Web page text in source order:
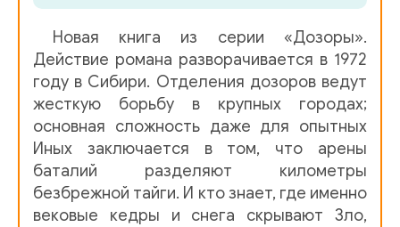
02_03
02_04
02_05
02_06
03_00
Новая книга из серии «Дозоры».
Действие романа разворачивается в 1972
году в Сибири. Отделения дозоров ведут
жесткую борьбу в крупных городах;
основная сложность даже для опытных
Иных заключается в том, что арены
баталий разделяют километры
безбрежной тайги. И кто знает, где именно
вековые кедры и снега скрывают Зло,